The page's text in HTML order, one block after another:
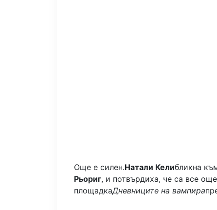
Още е силен.Натали Келибликна
Рьориг, и потвърдиха, че са все
площадкаДневниците на вампира